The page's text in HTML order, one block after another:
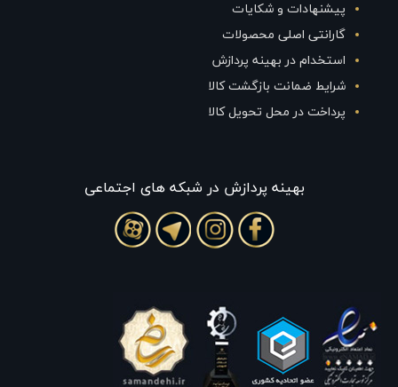
پیشنهادات و شکایات
گارانتی اصلی محصولات
استخدام در بهینه پردازش
شرایط ضمانت بازگشت کالا
پرداخت در محل تحویل کالا
بهينه پردازش در شبکه های اجتماعی